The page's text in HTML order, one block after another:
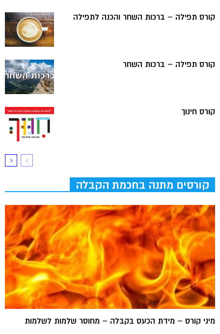
קורס תפילה – ברכות השחר והכנה לתפילה
קורס תפילה – ברכות השחר
קורס חינוך
קורסים מתנה בחכמת הקבלה
מיני קורס – מידת הכעס בקבלה – מחוסר שלמות לשלמות